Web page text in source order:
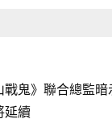
戰鬼》聯合總監
延續